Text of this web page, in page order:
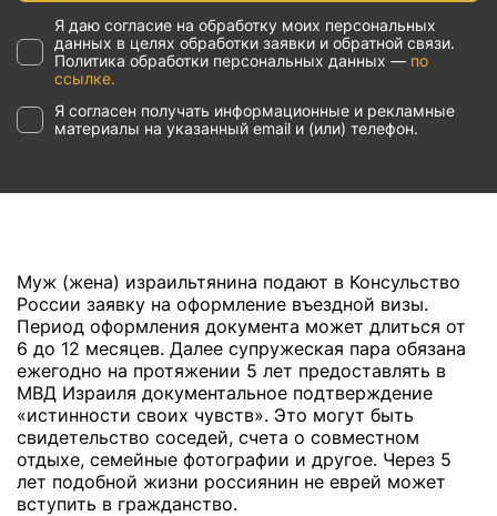
Я даю согласие на обработку моих персональных
данных в целях обработки заявки и обратной связи.
Политика обработки персональных данных — по
ссылке.
Я согласен получать информационные и рекламные
материалы на указанный email и (или) телефон.
Муж (жена) израильтянина подают в Консульство
России заявку на оформление въездной визы.
Период оформления документа может длиться от
6 до 12 месяцев. Далее супружеская пара обязана
ежегодно на протяжении 5 лет предоставлять в
МВД Израиля документальное подтверждение
«истинности своих чувств». Это могут быть
свидетельство соседей, счета о совместном
отдыхе, семейные фотографии и другое. Через 5
лет подобной жизни россиянин не еврей может
вступить в гражданство.